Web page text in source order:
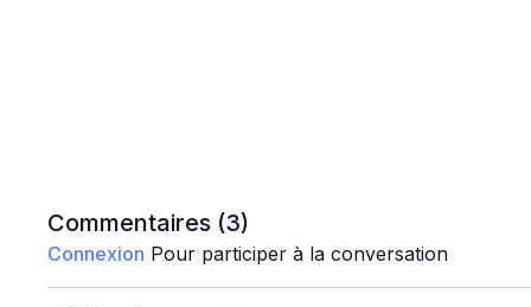
Commentaires (3)
Connexion Pour participer à la conversation